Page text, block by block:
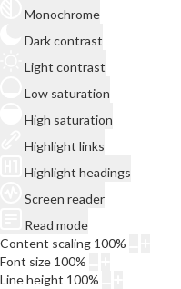
Monochrome
Dark contrast
Light contrast
Low saturation
High saturation
Highlight links
Highlight headings
Screen reader
Read mode
Content scaling 100%
Font size 100%
Line height 100%